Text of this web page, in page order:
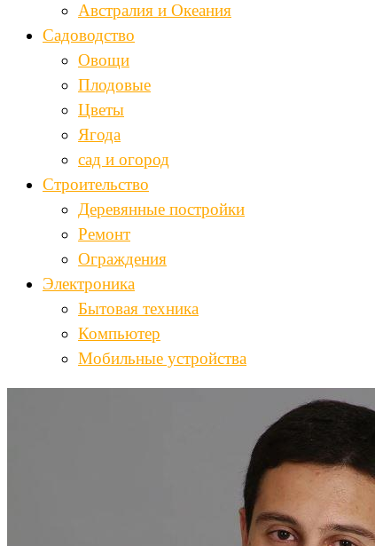
Австралия и Океания
Садоводство
Овощи
Плодовые
Цветы
Ягода
сад и огород
Строительство
Деревянные постройки
Ремонт
Ограждения
Электроника
Бытовая техника
Компьютер
Мобильные устройства